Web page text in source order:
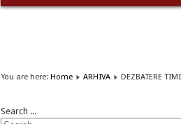
You are here: Home ARHIVA DEZBATERE
Search ...